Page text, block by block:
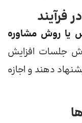
یا روش مشاوره
جلسات افزایش
دهند و اجازه